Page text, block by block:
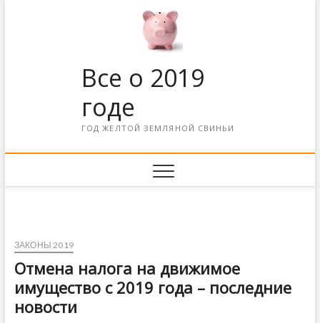
Все о 2019
годе
ГОД ЖЕЛТОЙ ЗЕМЛЯНОЙ СВИНЬИ
ЗАКОНЫ 2019
Отмена налога на движимое
имущество с 2019 года – последние
новости